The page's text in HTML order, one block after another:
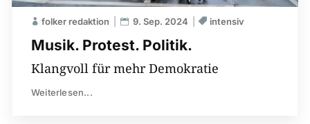
Musik. Protest. Politik.
folker redaktion 9. Sep. 2024 intensiv
Klangvoll für mehr Demokratie
Weiterlesen...